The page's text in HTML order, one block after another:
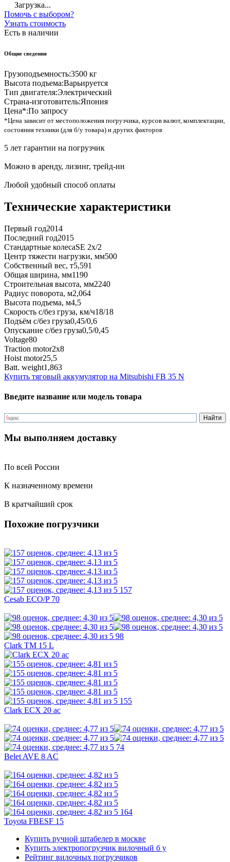
Загрузка...
Помочь с выбором?
Узнать стоимость
Есть в наличии
Общие сведения
Грузоподъемность:3500 кг
Высота подъема:Варьируется
Тип двигателя:Электрический
Страна-изготовитель:Япония
Цена*:По запросу
*Цена зависит от местоположения погрузчика, курсов валют, комплектации,
состояния техники (для б/у товара) и других факторов
5 лет гарантии на погрузчик
Можно в аренду, лизинг, трейд-ин
Любой удобный способ оплаты
Технические характеристики
Первый год2014
Последний год2015
Стандартные колесаSE 2x/2
Центр тяжести нагрузки, мм500
Собственный вес, т5,591
Общая ширина, мм1190
Строительная высота, мм2240
Радиус поворота, м2,064
Высота подъема, м4,5
Скорость с/без груза, км/ч18/18
Подъём с/без груза0,45/0,6
Опускание с/без груза0,5/0,45
Voltage80
Traction motor2x8
Hoist motor25,5
Batt. weight1,863
Купить тяговый аккумулятор на Mitsubishi FB 35 N
Введите название или модель товара
Мы выполняем доставку
По всей России
К назначенному времени
В кратчайший срок
Похожие погрузчики
157
Cesab ECO/P 70
98
Clark TM 15 L
155
Clark ECX 20 ac
74
Belet AVE 8 AC
164
Toyota FBESF 15
Купить ручной штабелер в москве
Купить электропогрузчик вилочный б у
Рейтинг вилочных погрузчиков